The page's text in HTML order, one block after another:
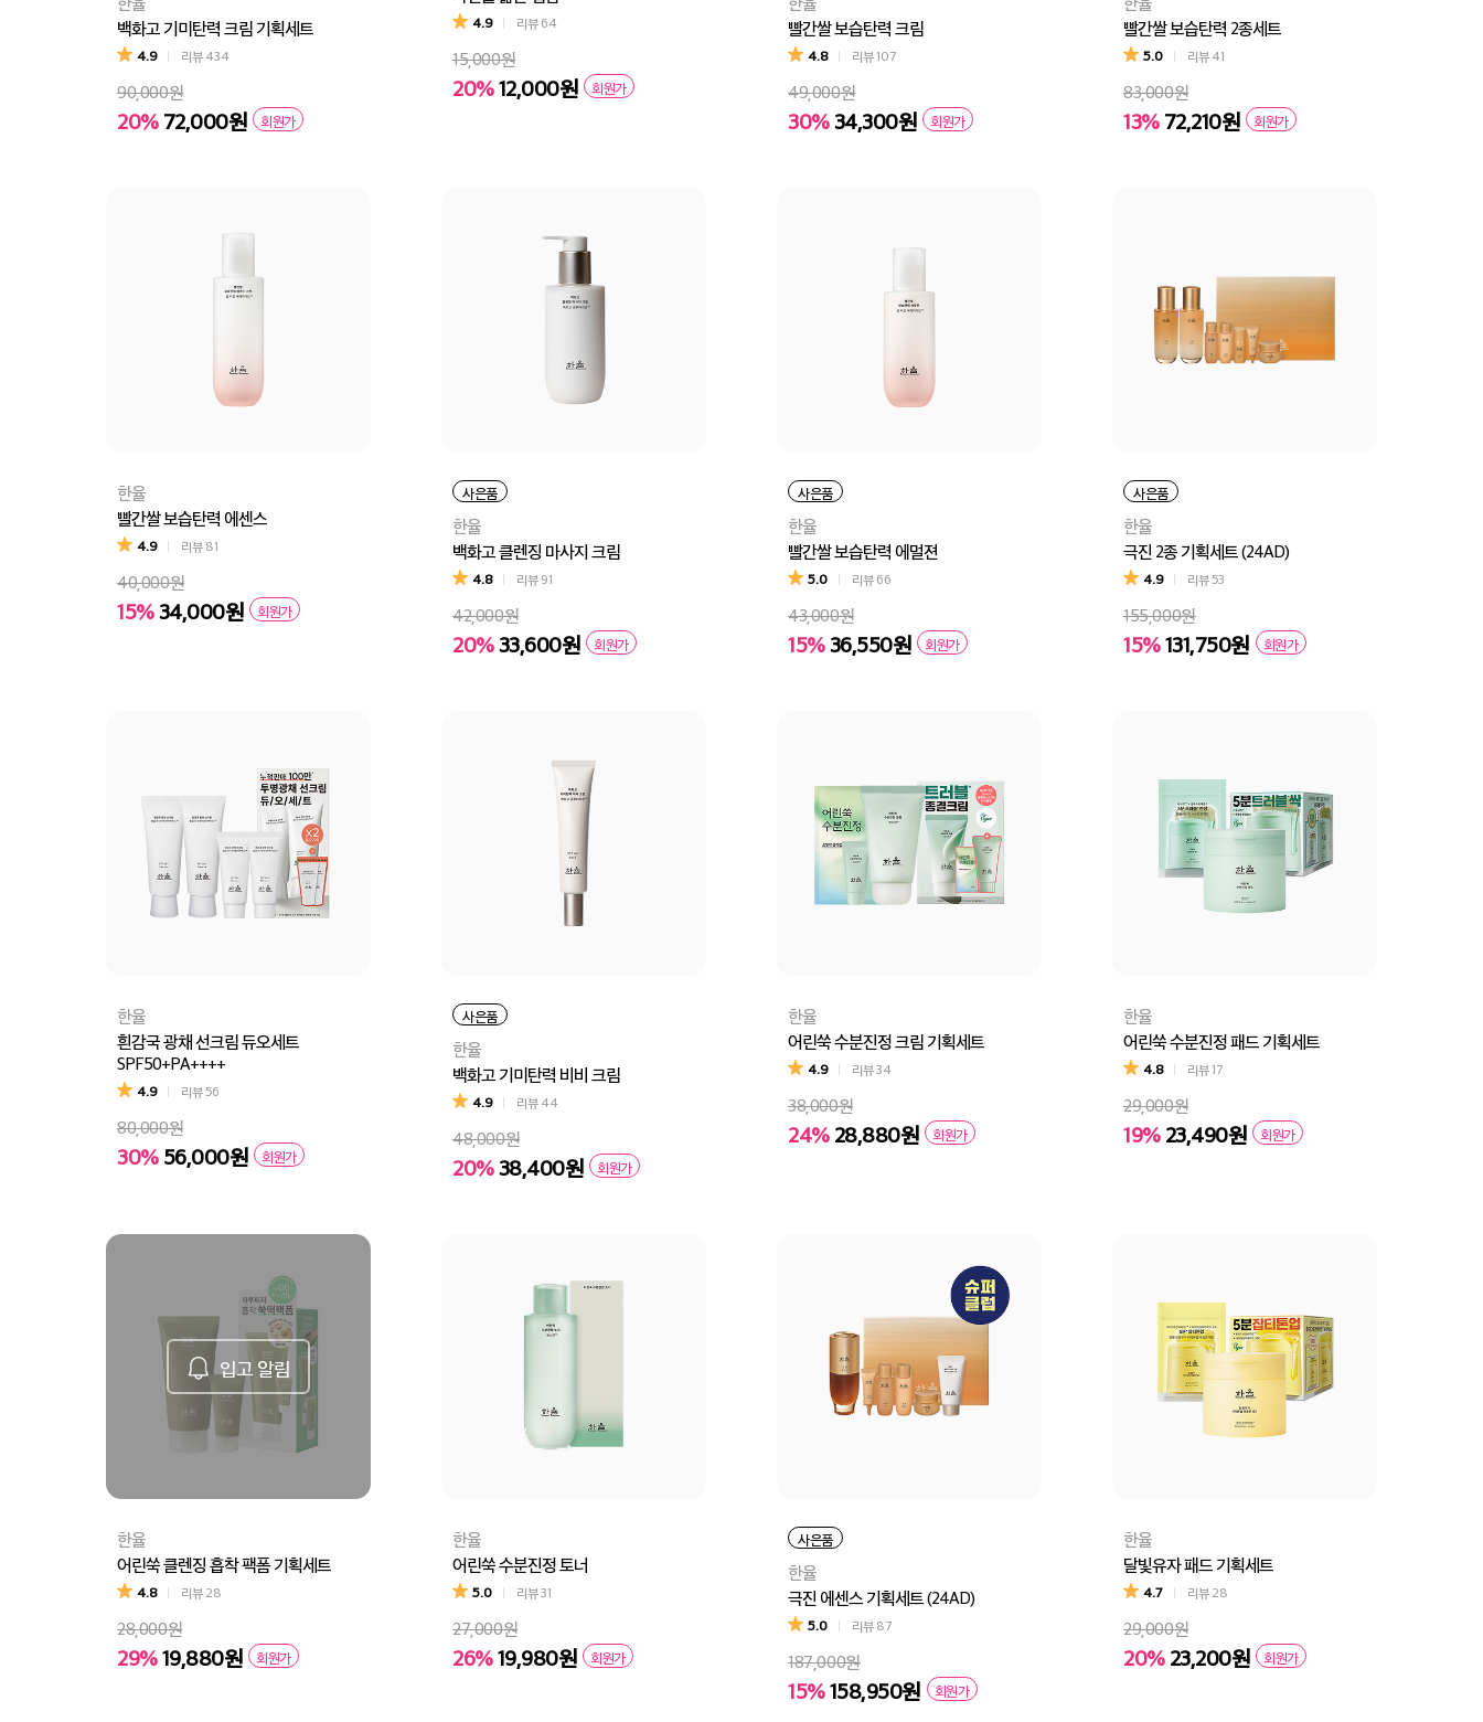
백화고 기미탄력 크림 기획세트
4.9 리뷰 434
90,000원
20% 72,000원 회원가
4.9 리뷰 64
15,000원
20%12,000원 회원가
빨간쌀 보습탄력 크림
4.8 리뷰107
49,000원
30%34,300원 회원가
빨간쌀 보습탄력 2종세트
5.0 리뷰 41
83,000원
13% 72,210원 회원가
한율
빨간쌀 보습탄력 에센스
4.9 리뷰 81
40,000원
15%34,000원 회원가
사은품
한율
백화고 클렌징 마사지 크림
4.8 리뷰 91
42,000원
20%33,600원 회원가
사은품
한율
빨간쌀 보습탄력 에멀젼
5.0 리뷰 66
43,000원
15%36,550원 회원가
사은품
한율
극진 2종 기획세트 (24AD)
4.9 리뷰53
155,000원
15%131,750원 회원가
한율
흰감국 광채 선크림 듀오세트
SPF50+PA++++
4.9 리뷰56
80,000원
30% 56,000원 회원가
사은품
한율
백화고 기미탄력 비비 크림
4.9 리뷰 44
48,000원
20%38,400원 회원가
한율
어린쑥 수분진정 크림 기획세트
4.9 리뷰34
38,000원
24% 28,880원 회원가
한율
어린쑥 수분진정 패드 기획세트
4.8 리뷰17
29,000원
19% 23,490원 회원가
한율
어린쑥 클렌징 흡착 팩폼 기획세트
4.8 리뷰 28
28,000원
29%19,880원 회원가
입고 알림
한율
어린쑥 수분진정 토너
5.0 리뷰31
27,000원
26%19,980원 회원가
사은품
한율
극진 에센스 기획세트 (24AD)
5.0 리뷰 87
187,000원
15%158,950원 회원가
한율
달빛유자 패드 기획세트
4.7 리뷰 28
29,000원
20% 23,200원 회원가